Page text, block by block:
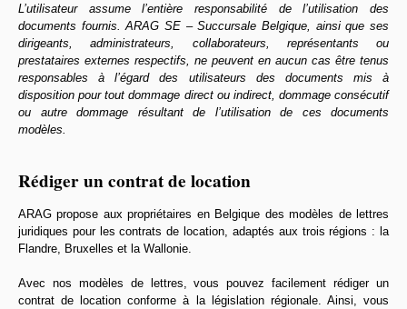
L’utilisateur assume l’entière responsabilité de l’utilisation des
documents fournis. ARAG SE – Succursale Belgique, ainsi que ses
dirigeants, administrateurs, collaborateurs, représentants ou
prestataires externes respectifs, ne peuvent en aucun cas être tenus
responsables à l’égard des utilisateurs des documents mis à
disposition pour tout dommage direct ou indirect, dommage consécutif
ou autre dommage résultant de l’utilisation de ces documents
modèles.
Rédiger un contrat de location
ARAG propose aux propriétaires en Belgique des modèles de lettres
juridiques pour les contrats de location, adaptés aux trois régions : la
Flandre, Bruxelles et la Wallonie.
Avec nos modèles de lettres, vous pouvez facilement rédiger un
contrat de location conforme à la législation régionale. Ainsi, vous